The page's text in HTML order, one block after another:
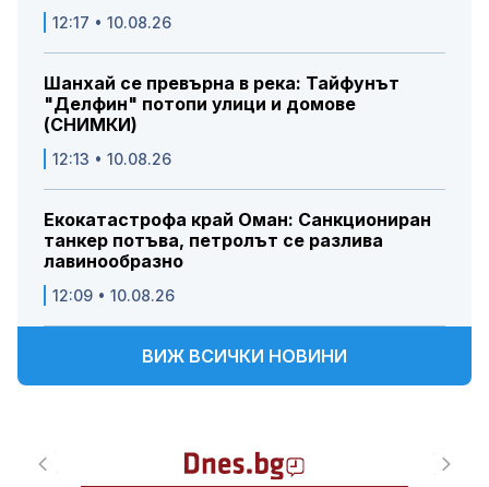
12:17 • 10.08.26
Шанхай се превърна в река: Тайфунът
"Делфин" потопи улици и домове
(СНИМКИ)
12:13 • 10.08.26
Екокатастрофа край Оман: Санкциониран
танкер потъва, петролът се разлива
лавинообразно
12:09 • 10.08.26
ВИЖ ВСИЧКИ НОВИНИ